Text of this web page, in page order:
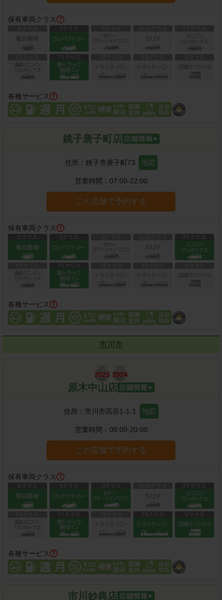
保有車両クラス
各種サービス
銚子唐子町店
住所： 銚子市唐子町73 地図
営業時間： 07:00-22:00
この店舗で予約する
保有車両クラス
各種サービス
市川市
原木中山店
住所： 市川市高谷1-1-1 地図
営業時間： 08:00-20:00
この店舗で予約する
保有車両クラス
各種サービス
市川妙典店